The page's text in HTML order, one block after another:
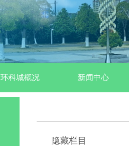
环科城概况 新闻中心
隐藏栏目